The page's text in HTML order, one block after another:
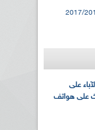
على
على هواتف